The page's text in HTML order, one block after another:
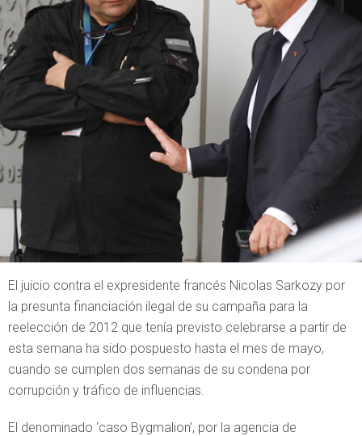
El juicio contra el expresidente francés Nicolas Sarkozy por
la presunta financiación ilegal de su campaña para la
reelección de 2012 que tenía previsto celebrarse a partir de
esta semana ha sido pospuesto hasta el mes de mayo,
cuando se cumplen dos semanas de su condena por
corrupción y tráfico de influencias.
El denominado ‘caso Bygmalion’, por la agencia de